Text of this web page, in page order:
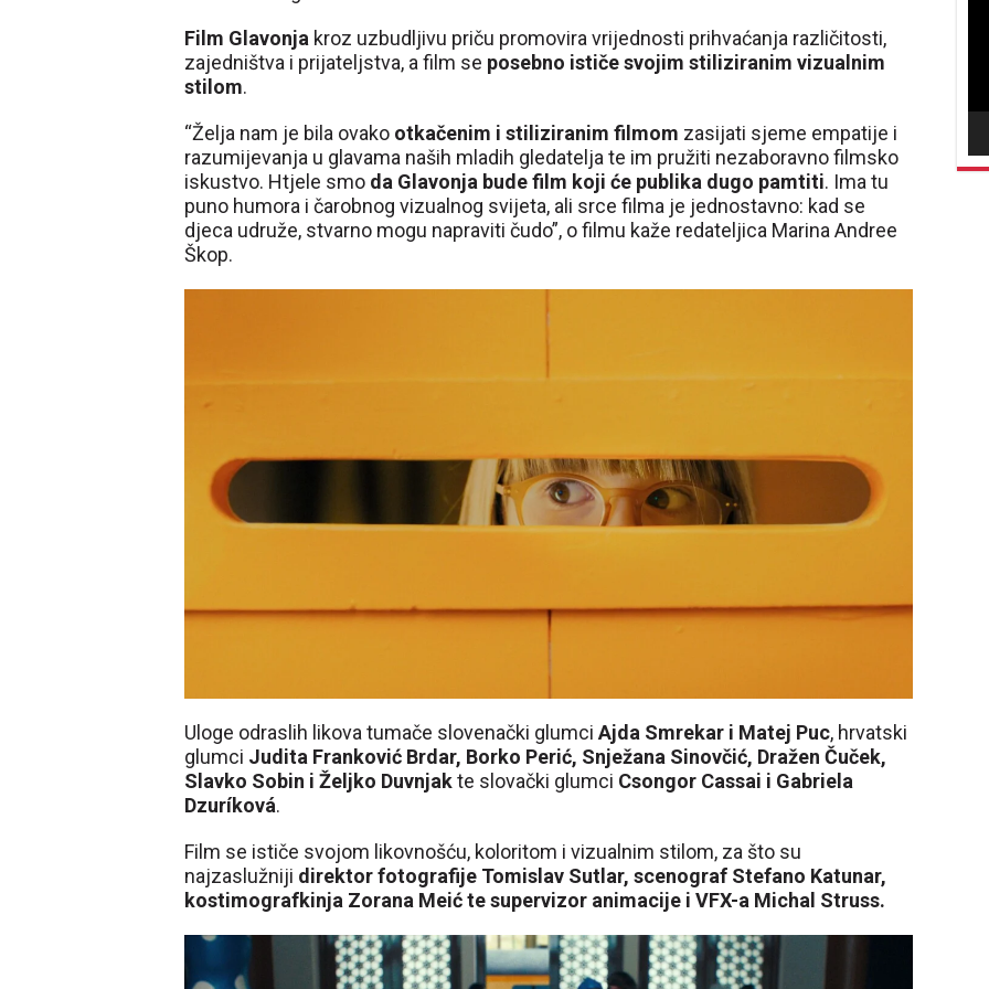
Film Glavonja kroz uzbudljivu priču promovira vrijednosti prihvaćanja različitosti,
zajedništva i prijateljstva, a film se posebno ističe svojim stiliziranim vizualnim
stilom.
“Želja nam je bila ovako otkačenim i stiliziranim filmom zasijati sjeme empatije i
razumijevanja u glavama naših mladih gledatelja te im pružiti nezaboravno filmsko
iskustvo. Htjele smo da Glavonja bude film koji će publika dugo pamtiti. Ima tu
puno humora i čarobnog vizualnog svijeta, ali srce filma je jednostavno: kad se
djeca udruže, stvarno mogu napraviti čudo”, o filmu kaže redateljica Marina Andree
Škop.
Uloge odraslih likova tumače slovenački glumci Ajda Smrekar i Matej Puc, hrvatski
glumci Judita Franković Brdar, Borko Perić, Snježana Sinovčić, Dražen Čuček,
Slavko Sobin i Željko Duvnjakte slovački glumci Csongor Cassai i Gabriela
Dzuríková.
Film se ističe svojom likovnošću, koloritom i vizualnim stilom, za što su
najzaslužniji direktor fotografije Tomislav Sutlar, scenograf Stefano Katunar,
kostimografkinja Zorana Meić te supervizor animacije i VFX-a Michal Struss.